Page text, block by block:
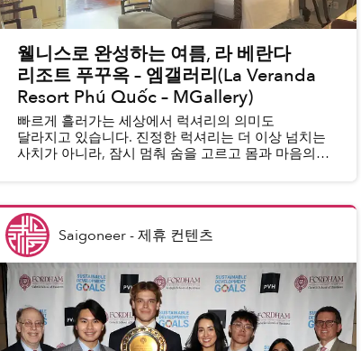
웰니스로 완성하는 여름, 라 베란다
리조트 푸꾸옥 – 엠갤러리(La Veranda
Resort Phú Quốc – MGallery)
빠르게 흘러가는 세상에서 럭셔리의 의미도
달라지고 있습니다. 진정한 럭셔리는 더 이상 넘치는
사치가 아니라, 잠시 멈춰 숨을 고르고 몸과 마음의
Saigoneer-제휴 컨텐츠